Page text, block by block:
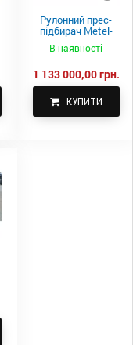
Рулонний прес-
підбирач Metel-
Fach Z 587
В наявності
1 133 000,00 грн.
КУПИТИ